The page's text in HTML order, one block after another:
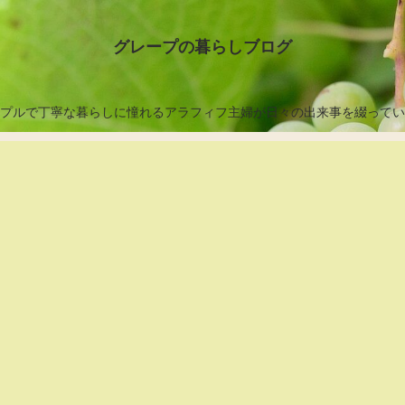
グレープの暮らしブログ
ルで丁寧な暮らしに憧れるアラフィフ主婦が日々の出来事を綴って